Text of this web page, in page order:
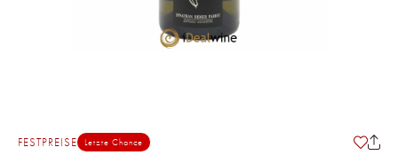
FESTPREISE Letzte Chance